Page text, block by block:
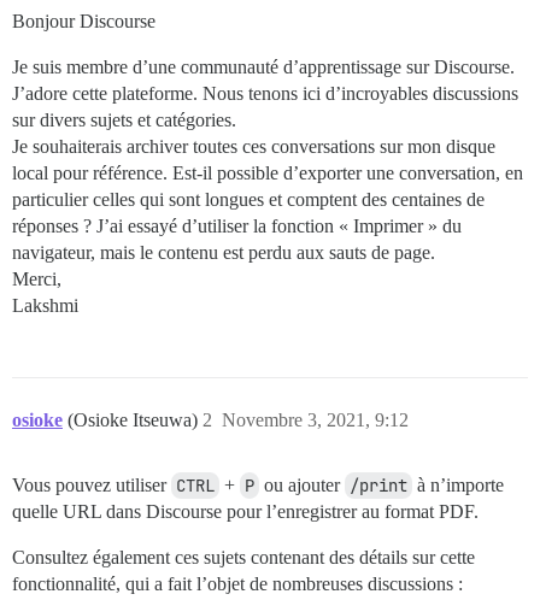
Bonjour Discourse
Je suis membre d’une communauté d’apprentissage sur Discourse.
J’adore cette plateforme. Nous tenons ici d’incroyables discussions
sur divers sujets et catégories.
Je souhaiterais archiver toutes ces conversations sur mon disque
local pour référence. Est-il possible d’exporter une conversation, en
particulier celles qui sont longues et comptent des centaines de
réponses ? J’ai essayé d’utiliser la fonction « Imprimer » du
navigateur, mais le contenu est perdu aux sauts de page.
Merci,
Lakshmi
osioke (Osioke Itseuwa) Novembre 3, 2021, 9:12
2
Vous pouvez utiliser CTRL + P ou ajouter /print à n’importe
quelle URL dans Discourse pour l’enregistrer au format PDF.
Consultez également ces sujets contenant des détails sur cette
fonctionnalité, qui a fait l’objet de nombreuses discussions :